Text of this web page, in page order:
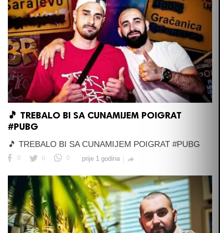
🎵 TREBALO BI SA CUNAMIJEM POIGRAT
#PUBG
🎵 TREBALO BI SA CUNAMIJEM POIGRAT #PUBG
0 0 0 prije 1 godina 